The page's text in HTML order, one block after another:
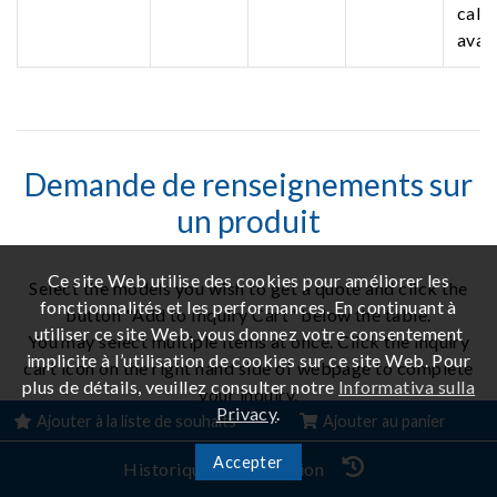
call
Demande de renseignements sur
un produit
Select the models you wish to get a quote and click the
button "Add to Inquiry Cart" below the table.
You may select multiple items at once. Click the inquiry
cart icon on the right hand side of webpage to complete
your inquiry.
Toutes les spécifications peuvent être modifiées sans
préavis.
Ajouter à la liste de souhaits Ajouter au panier
Ce site Web utilise des cookies pour améliorer les
fonctionnalités et les performances. En continuant à
utiliser ce site Web, vous donnez votre consentement
implicite à l’utilisation de cookies sur ce site Web. Pour
plus de détails, veuillez consulter notre Informativa sulla
Privacy.
Accepter
Historique de navigation